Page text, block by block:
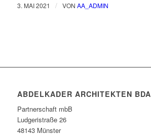
3. MAI 2021 / VON AA_ADMIN
ABDELKADER ARCHITEKTEN BDA
Partnerschaft mbB
Ludgeristraße 26
48143 Münster